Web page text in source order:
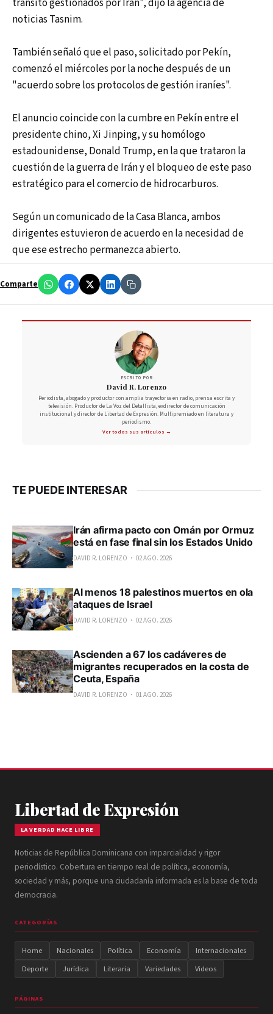
noticias Tasnim.
También señaló que el paso, solicitado por Pekín,
comenzó el miércoles por la noche después de un
"acuerdo sobre los protocolos de gestión iraníes".
El anuncio coincide con la cumbre en Pekín entre el
presidente chino, Xi Jinping, y su homólogo
estadounidense, Donald Trump, en la que trataron la
cuestión de la guerra de Irán y el bloqueo de este paso
estratégico para el comercio de hidrocarburos.
Según un comunicado de la Casa Blanca, ambos
dirigentes estuvieron de acuerdo en la necesidad de
que ese estrecho permanezca abierto.
Comparte
ESCRITO POR
David R. Lorenzo
Periodista, abogado y productor con amplia trayectoria en radio, prensa escrita y
televisión. Productor de La Voz del Detallista, exdirector de comunicación
institucional y director de Libertad de Expresión. Multipremiado en literatura y
periodismo.
Ver todos sus artículos →
TE PUEDE INTERESAR
Irán afirma pacto con Omán por Ormuz
está en fase final sin los Estados Unido
DAVID R. LORENZO 02 AGO. 2026
Al menos 18 palestinos muertos en ola
ataques de Israel
DAVID R. LORENZO 02 AGO. 2026
Ascienden a 67 los cadáveres de
migrantes recuperados en la costa de
Ceuta, España
DAVID R. LORENZO 01 AGO. 2026
Libertad de Expresión
LA VERDAD HACE LIBRE
Noticias de República Dominicana con imparcialidad y rigor
periodístico. Cobertura en tiempo real de política, economía,
sociedad y más, porque una ciudadanía informada es la base de toda
democracia.
CATEGORÍAS
Home Nacionales Política Economía
Internacionales
Deporte
Jurídica Literaria Variedades Videos
PÁGINAS